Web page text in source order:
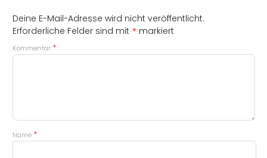
Deine E-Mail-Adresse wird nicht veröffentlicht.
Erforderliche Felder sind mit * markiert
Kommentar *
Name *